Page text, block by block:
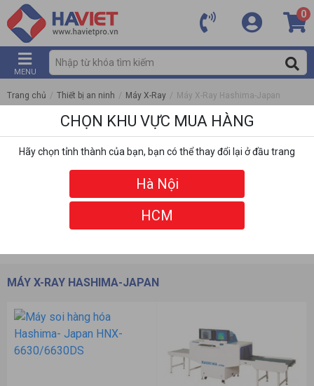
0
MENU
Trang chủ / Thiết bị an ninh / Máy X-Ray / Máy X-Ray Hashima-Japan
MÁY X-RAY HASHIMA-JAPAN
CHỌN KHU VỰC MUA HÀNG
Hãy chọn tỉnh thành của bạn, bạn có thể thay đổi lại ở đầu trang
Hà Nội
HCM